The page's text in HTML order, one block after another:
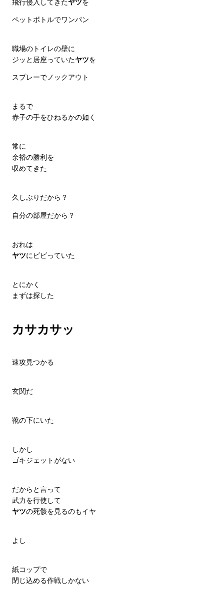
ペットボトルでワンパン
職場のトイレの壁に
ジッと居座っていたヤツを
スプレーでノックアウト
まるで
赤子の手をひねるかの如く
常に
余裕の勝利を
収めてきた
久しぶりだから？
自分の部屋だから？
おれは
ヤツにビビっていた
とにかく
まずは探した
カサカサッ
速攻見つかる
玄関だ
靴の下にいた
しかし
ゴキジェットがない
だからと言って
武力を行使して
ヤツの死骸を見るのもイヤ
よし
紙コップで
閉じ込める作戦しかない